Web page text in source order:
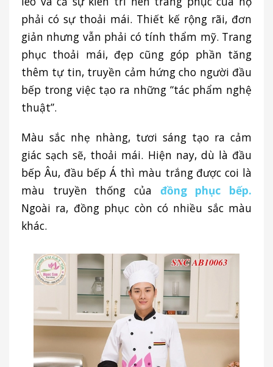
phải có sự thoải mái. Thiết kế rộng rãi, đơn
giản nhưng vẫn phải có tính thẩm mỹ. Trang
phục thoải mái, đẹp cũng góp phần tăng
thêm tự tin, truyền cảm hứng cho người đầu
bếp trong việc tạo ra những “tác phẩm nghệ
thuật”.
Màu sắc nhẹ nhàng, tươi sáng tạo ra cảm
giác sạch sẽ, thoải mái. Hiện nay, dù là đầu
bếp Âu, đầu bếp Á thì màu trắng được coi là
màu truyền thống của đồng phục bếp.
Ngoài ra, đồng phục còn có nhiều sắc màu
khác.